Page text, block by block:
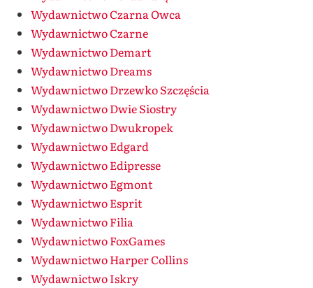
Wydawnictwo Czarna Owca
Wydawnictwo Czarne
Wydawnictwo Demart
Wydawnictwo Dreams
Wydawnictwo Drzewko Szczęścia
Wydawnictwo Dwie Siostry
Wydawnictwo Dwukropek
Wydawnictwo Edgard
Wydawnictwo Edipresse
Wydawnictwo Egmont
Wydawnictwo Esprit
Wydawnictwo Filia
Wydawnictwo FoxGames
Wydawnictwo Harper Collins
Wydawnictwo Iskry